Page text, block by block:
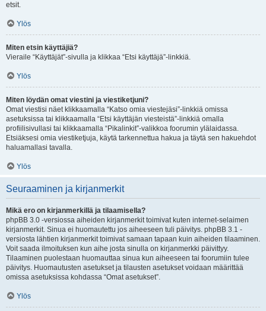
etsit.
Ylös
Miten etsin käyttäjiä?
Vieraile “Käyttäjät”-sivulla ja klikkaa “Etsi käyttäjä”-linkkiä.
Ylös
Miten löydän omat viestini ja viestiketjuni?
Omat viestisi näet klikkaamalla “Katso omia viestejäsi”-linkkiä omissa
asetuksissa tai klikkaamalla “Etsi käyttäjän viesteistä”-linkkiä omalla
profiilisivullasi tai klikkaamalla “Pikalinkit”-valikkoa foorumin ylälaidassa.
Etsiäksesi omia viestiketjuja, käytä tarkennettua hakua ja täytä sen hakuehdot
haluamallasi tavalla.
Ylös
Seuraaminen ja kirjanmerkit
Mikä ero on kirjanmerkillä ja tilaamisella?
phpBB 3.0 -versiossa aiheiden kirjanmerkit toimivat kuten internet-selaimen
kirjanmerkit. Sinua ei huomautettu jos aiheeseen tuli päivitys. phpBB 3.1 -
versiosta lähtien kirjanmerkit toimivat samaan tapaan kuin aiheiden tilaaminen.
Voit saada ilmoituksen kun aihe josta sinulla on kirjanmerkki päivittyy.
Tilaaminen puolestaan huomauttaa sinua kun aiheeseen tai foorumiin tulee
päivitys. Huomautusten asetukset ja tilausten asetukset voidaan määrittää
omissa asetuksissa kohdassa “Omat asetukset”.
Ylös